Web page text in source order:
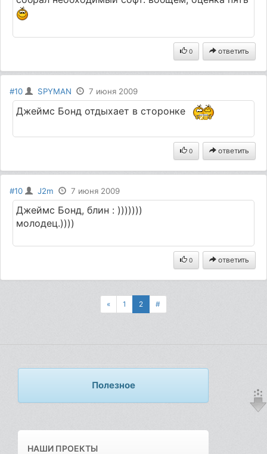
0 ответить
#10 SPYMAN 7 июня 2009
Джеймс Бонд отдыхает в сторонке
0 ответить
#10 J2m 7 июня 2009
Джеймс Бонд, блин : )))))))
молодец.))))
0 ответить
« 1 2 #
Полезное
НАШИ ПРОЕКТЫ